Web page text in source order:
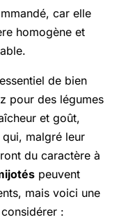
car elle
homogène et
de bien
pour des légumes
et goût,
malgré leur
du caractère à
peuvent
mais voici une
: